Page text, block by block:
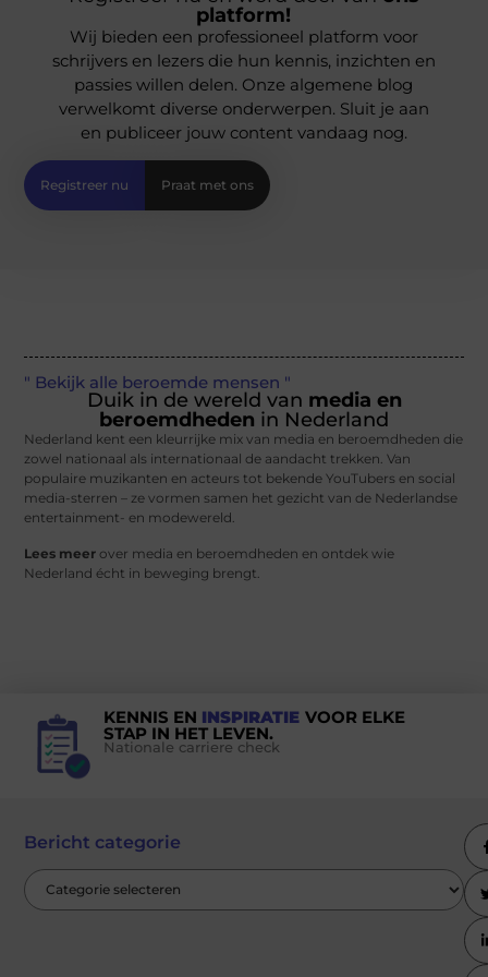
platform!
Wij bieden een professioneel platform voor
schrijvers en lezers die hun kennis, inzichten en
passies willen delen. Onze algemene blog
verwelkomt diverse onderwerpen. Sluit je aan
en publiceer jouw content vandaag nog.
Registreer nu Praat met ons
" Bekijk alle beroemde mensen "
Duik in de wereld van media en
beroemdheden in Nederland
Nederland kent een kleurrijke mix van media en beroemdheden die
zowel nationaal als internationaal de aandacht trekken. Van
populaire muzikanten en acteurs tot bekende YouTubers en social
media-sterren – ze vormen samen het gezicht van de Nederlandse
entertainment- en modewereld.
Lees meer over media en beroemdheden en ontdek wie
Nederland écht in beweging brengt.
KENNIS EN INSPIRATIE VOOR ELKE
STAP IN HET LEVEN.
Nationale carriere check
Bericht categorie